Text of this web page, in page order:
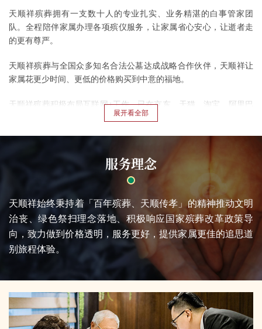
天顺祥殡葬拥有一支数十人的专业扎实、业务精湛的白事管家团
队。全程陪伴家属办理各项殡仪服务，让家属省心安心，让逝者走
的更有尊严。
天顺祥殡葬与全国众多知名合法公墓达成战略合作伙伴，天顺祥让
家属花更少时间、更低的价格购买到中意的福地。
天顺祥殡葬积极布局互联网+工作，已在京东、天猫、淘宝、阿里巴
巴、微商城等电商平台开设品牌旗舰店，并拥有多个综合殡葬信息
服务理念
天顺祥始终秉持着「百年殡葬、天顺传孝」的精神推动文明
治丧、绿色祭扫理念落地、积极响应国家殡葬改革政策导
向，致力做到价格透明，服务更好，提供家属更佳的追思道
别旅程体验。